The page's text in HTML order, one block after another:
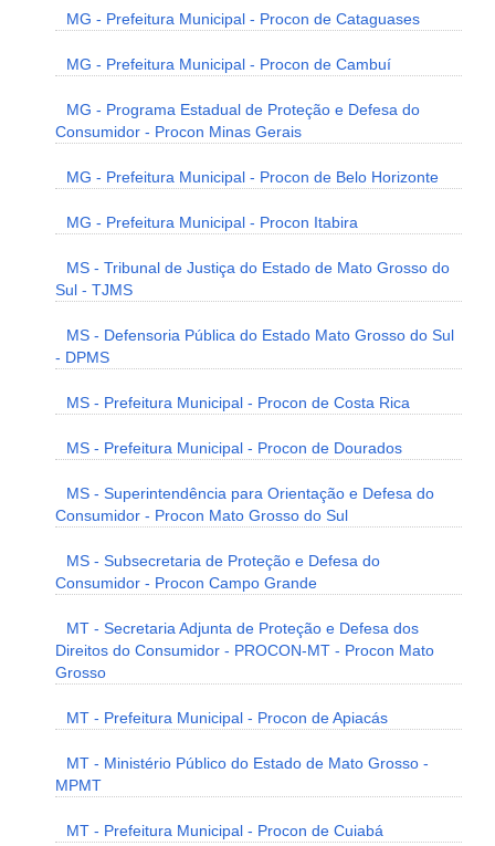
MG - Prefeitura Municipal - Procon de Cataguases
MG - Prefeitura Municipal - Procon de Cambuí
MG - Programa Estadual de Proteção e Defesa do
Consumidor - Procon Minas Gerais
MG - Prefeitura Municipal - Procon de Belo Horizonte
MG - Prefeitura Municipal - Procon Itabira
MS - Tribunal de Justiça do Estado de Mato Grosso do
Sul - TJMS
MS - Defensoria Pública do Estado Mato Grosso do Sul
- DPMS
MS - Prefeitura Municipal - Procon de Costa Rica
MS - Prefeitura Municipal - Procon de Dourados
MS - Superintendência para Orientação e Defesa do
Consumidor - Procon Mato Grosso do Sul
MS - Subsecretaria de Proteção e Defesa do
Consumidor - Procon Campo Grande
MT - Secretaria Adjunta de Proteção e Defesa dos
Direitos do Consumidor - PROCON-MT - Procon Mato
Grosso
MT - Prefeitura Municipal - Procon de Apiacás
MT - Ministério Público do Estado de Mato Grosso -
MPMT
MT - Prefeitura Municipal - Procon de Cuiabá